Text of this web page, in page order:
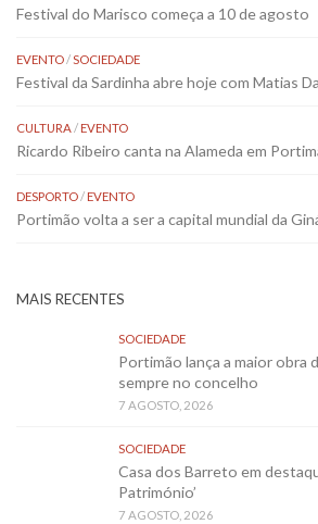
Festival do Marisco começa a 10 de agosto
EVENTO/SOCIEDADE
Festival da Sardinha abre hoje com Matias
CULTURA/EVENTO
Ricardo Ribeiro canta na Alameda em
DESPORTO/EVENTO
Portimão volta a ser a capital mundial da
MAIS RECENTES
SOCIEDADE
Portimão lança a maior obra
sempre no concelho
7 AGOSTO, 2026
SOCIEDADE
Casa dos Barreto em
Património’
7 AGOSTO, 2026